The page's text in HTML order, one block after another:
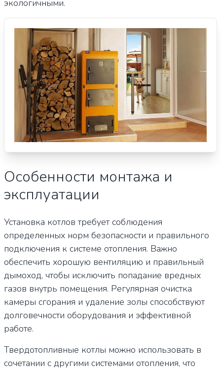
экологичными.
Особенности монтажа и
эксплуатации
Установка котлов требует соблюдения
определенных норм безопасности и правильного
подключения к системе отопления. Важно
обеспечить хорошую вентиляцию и правильный
дымоход, чтобы исключить попадание вредных
газов внутрь помещения. Регулярная очистка
камеры сгорания и удаление золы способствуют
долговечности оборудования и эффективной
работе.
Твердотопливные котлы можно использовать в
сочетании с другими системами отопления, что